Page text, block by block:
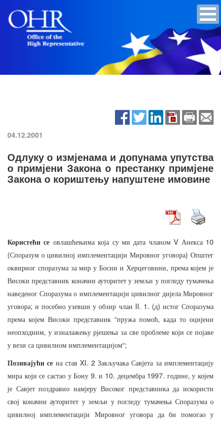
04.12.2001
Одлуку о измјенама и допунама упутства
о примјени Закона о престанку примјене
Закона о кориштењу напуштене имовине
Користећи се овлашћењима која су ми дата чланомV Анекса10
(Споразум о цивилној имплементацији Мировног уговора)Општег
оквирног споразума за мир у Босни и Херцеговини, према којем је
Високи представник коначни ауторитет у земљи у погледу тумачења
наведеног Споразума о имплементацији цивилног дијела Мировног
уговора;и посебно узевши у обзир члан II. 1. (д) истог Споразума
према којем Високи представник “пружа помоћ, када то оцијени
неопходним,у изналажењу рјешења за све проблеме који се појаве
у вези са цивилном имплементацијом“;
Позивајући се на став XI. 2Закључака Савјета за имплементацију
мира који се састао у Бону 9.и 10. децембра1997. године,у којем
је Савјет поздравио намјеру Високог представника да искористи
свој коначни ауторитет у земљи у погледу тумачења Споразума о
цивилној
имплементацији Мировног уговора да би помогао
у